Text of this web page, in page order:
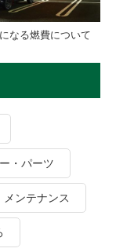
なる燃費について
・パーツ
メンテナンス